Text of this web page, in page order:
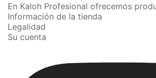
En Kaloh Profesional ofrecemos
Información de la tienda
Legalidad
Su cuenta